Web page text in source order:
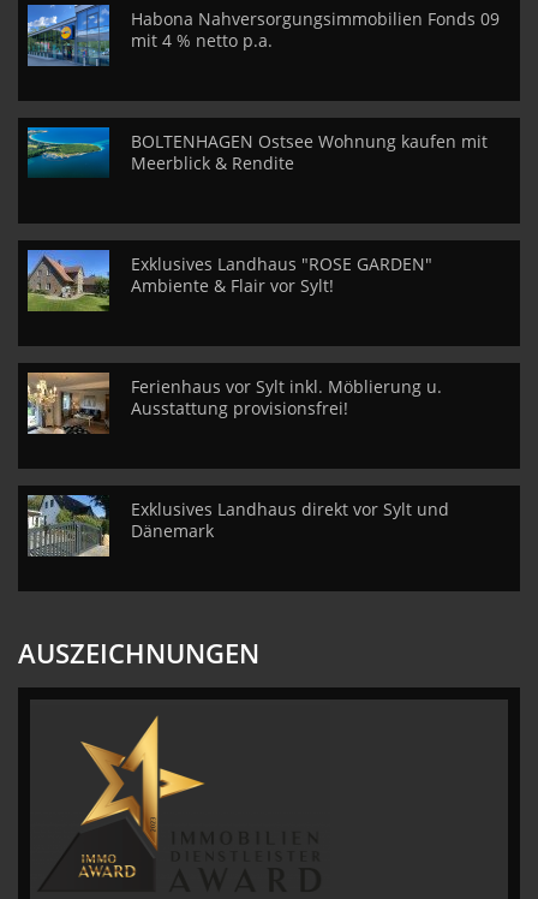
Habona Nahversorgungsimmobilien Fonds 09
mit 4 % netto p.a.
BOLTENHAGEN Ostsee Wohnung kaufen mit
Meerblick & Rendite
Exklusives Landhaus "ROSE GARDEN"
Ambiente & Flair vor Sylt!
Ferienhaus vor Sylt inkl. Möblierung u.
Ausstattung provisionsfrei!
Exklusives Landhaus direkt vor Sylt und
Dänemark
AUSZEICHNUNGEN